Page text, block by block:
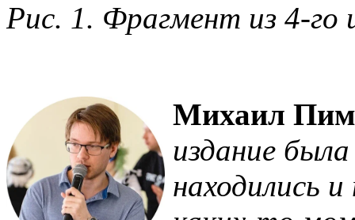
Рис. 1. Фрагмент из 4-го
Михаил
издание
находились